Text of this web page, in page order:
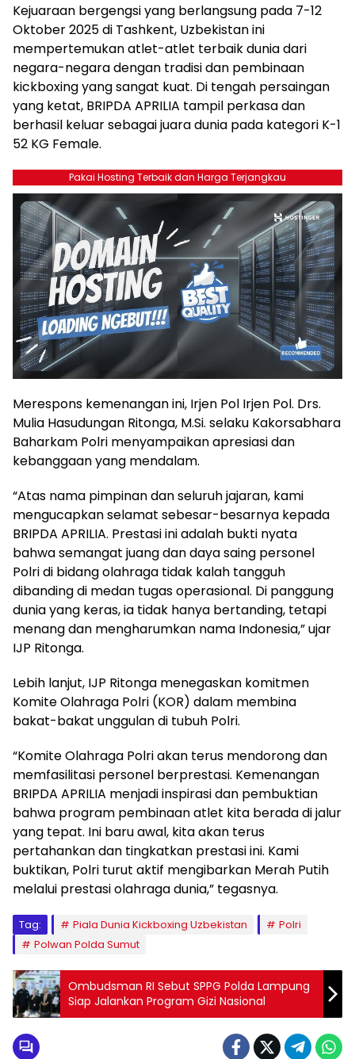
Kejuaraan bergengsi yang berlangsung pada 7-12
Oktober 2025 di Tashkent, Uzbekistan ini
mempertemukan atlet-atlet terbaik dunia dari
negara-negara dengan tradisi dan pembinaan
kickboxing yang sangat kuat. Di tengah persaingan
yang ketat, BRIPDA APRILIA tampil perkasa dan
berhasil keluar sebagai juara dunia pada kategori K-1
52 KG Female.
Pakai Hosting Terbaik dan Harga Terjangkau
Merespons kemenangan ini, Irjen Pol Irjen Pol. Drs.
Mulia Hasudungan Ritonga, M.Si. selaku Kakorsabhara
Baharkam Polri menyampaikan apresiasi dan
kebanggaan yang mendalam.
“Atas nama pimpinan dan seluruh jajaran, kami
mengucapkan selamat sebesar-besarnya kepada
BRIPDA APRILIA. Prestasi ini adalah bukti nyata
bahwa semangat juang dan daya saing personel
Polri di bidang olahraga tidak kalah tangguh
dibanding di medan tugas operasional. Di panggung
dunia yang keras, ia tidak hanya bertanding, tetapi
menang dan mengharumkan nama Indonesia,” ujar
IJP Ritonga.
Lebih lanjut, IJP Ritonga menegaskan komitmen
Komite Olahraga Polri (KOR) dalam membina
bakat-bakat unggulan di tubuh Polri.
“Komite Olahraga Polri akan terus mendorong dan
memfasilitasi personel berprestasi. Kemenangan
BRIPDA APRILIA menjadi inspirasi dan pembuktian
bahwa program pembinaan atlet kita berada di jalur
yang tepat. Ini baru awal, kita akan terus
pertahankan dan tingkatkan prestasi ini. Kami
buktikan, Polri turut aktif mengibarkan Merah Putih
melalui prestasi olahraga dunia,” tegasnya.
Tag: Piala Dunia Kickboxing Uzbekistan
Polri
Polwan Polda Sumut
Ombudsman RI Sebut SPPG Polda Lampung
Siap Jalankan Program Gizi Nasional